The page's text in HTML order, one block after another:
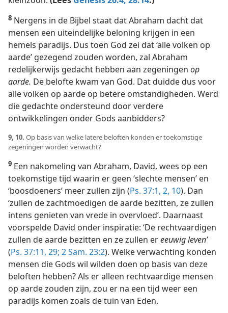
8 Nergens in de Bijbel staat dat Abraham dacht dat
mensen een uiteindelijke beloning krijgen in een
hemels paradijs. Dus toen God zei dat ‘alle volken op
aarde’ gezegend zouden worden, zal Abraham
redelijkerwijs gedacht hebben aan zegeningen op
aarde. De belofte kwam van God. Dat duidde dus voor
alle volken op aarde op betere omstandigheden. Werd
die gedachte ondersteund door verdere
ontwikkelingen onder Gods aanbidders?
9, 10. Op basis van welke latere beloften konden er toekomstige
zegeningen worden verwacht?
9 Een nakomeling van Abraham, David, wees op een
toekomstige tijd waarin er geen ‘slechte mensen’ en
‘boosdoeners’ meer zullen zijn (Ps. 37:1, 2, 10). Dan
‘zullen de zachtmoedigen de aarde bezitten, ze zullen
intens genieten van vrede in overvloed’. Daarnaast
voorspelde David onder inspiratie: ‘De rechtvaardigen
zullen de aarde bezitten en ze zullen ereeuwig leven’
(Ps. 37:11, 29; 2 Sam. 23:2). Welke verwachting konden
mensen die Gods wil wilden doen op basis van deze
beloften hebben? Als er alleen rechtvaardige mensen
op aarde zouden zijn, zou er na een tijd weer een
paradijs komen zoals de tuin van Eden.